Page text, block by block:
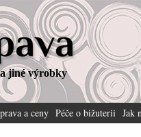
jiné výrobky
a ceny Péče o bižuterii Jak